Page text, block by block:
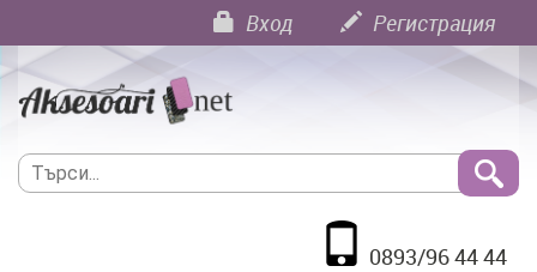
Вход Регистрация
0893/96 44 44